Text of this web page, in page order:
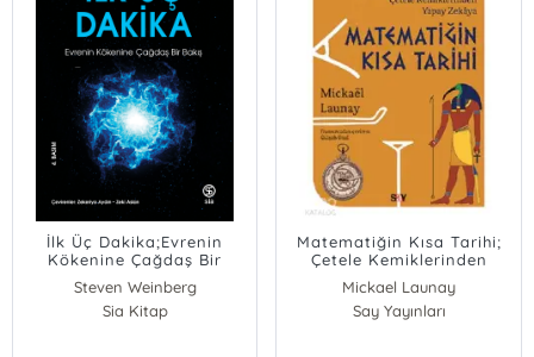
İlk Üç Dakika;Evrenin
Kökenine Çağdaş Bir
Steven Weinberg
Sia Kitap
Matematiğin Kısa Tarihi;
Çetele Kemiklerinden
Yapay Zekaya
Mickael Launay
Say Yayınları